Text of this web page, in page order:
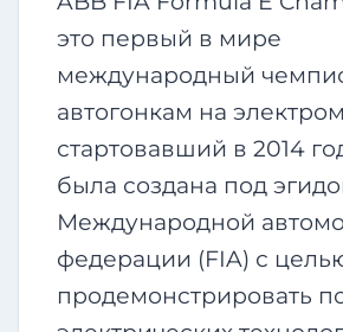
это первый в мире
международный
автогонкам на
стартовавший в 2014
была создана под
Международной
федерации (FIA) с
продемонстрировать